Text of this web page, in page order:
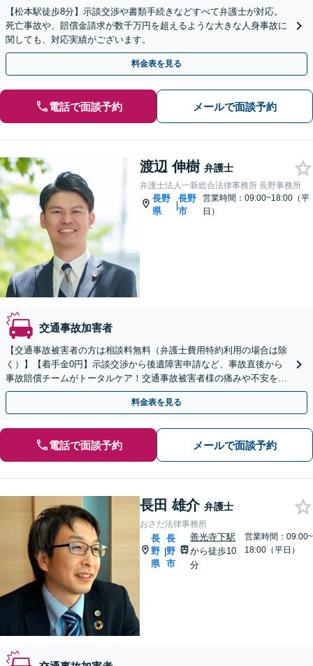
【松本駅徒歩8分】示談交渉や書類手続きなどすべて弁護士が対応。
死亡事故や、賠償金請求が数千万円を超えるような大きな人身事故に
関しても、対応実績がございます。
料金表を見る
電話で面談予約 メールで面談予約
渡辺 伸樹 弁護士
弁護士法人一新総合法律事務所 長野事務所
長野
県
|
長野
市
営業時間：09:00~18:00（平
日）
交通事故加害者
【交通事故被害者の方は相談料無料（弁護士費用特約利用の場合は除
く）】【着手金0円】示談交渉から後遺障害申請など、事故直後から
事故賠償チームがトータルケア！交通事故被害者様の痛みや不安を受
け止め、総合的なサポートをさせていただきます。
料金表を見る
電話で面談予約 メールで面談予約
長田 雄介 弁護士
おさだ法律事務所
長
野
県
|
長
野
市
善光寺下駅
から徒歩10
分
営業時間：09:00~
18:00（平日）